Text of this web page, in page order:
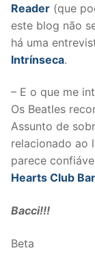
Reader (que
este blog não
há uma
Intrínseca.
– E o que me
Os Beatles
Assunto de
relacionado ao
parece
Hearts Club
Bacci!!!
Beta